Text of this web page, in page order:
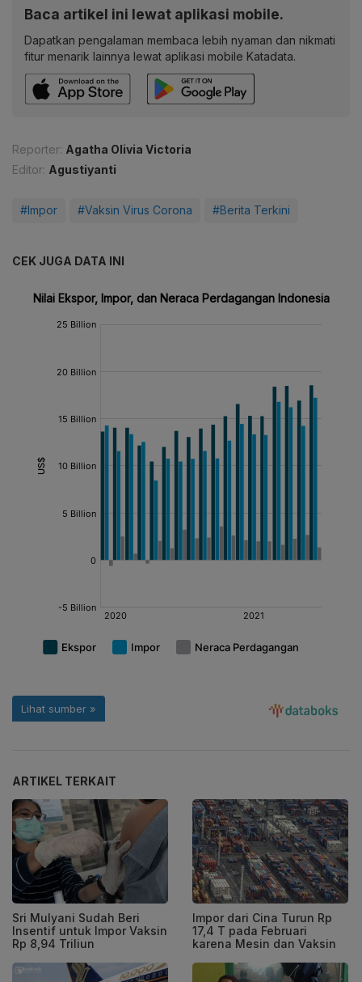
Baca artikel ini lewat aplikasi mobile.
Dapatkan pengalaman membaca lebih nyaman dan nikmati
fitur menarik lainnya lewat aplikasi mobile Katadata.
Reporter: Agatha Olivia Victoria
Editor: Agustiyanti
#Impor #Vaksin Virus Corona #Berita Terkini
CEK JUGA DATA INI
ARTIKEL TERKAIT
Sri Mulyani Sudah Beri
Insentif untuk Impor Vaksin
Rp 8,94 Triliun
Impor dari Cina Turun Rp
17,4 T pada Februari
karena Mesin dan Vaksin